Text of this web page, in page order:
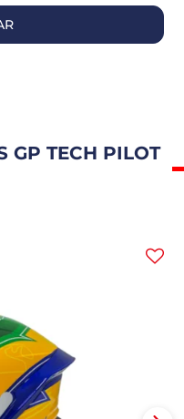
GP TECH PILOT